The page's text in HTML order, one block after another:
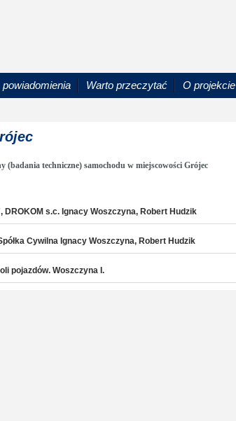
Warto przeczytać O projekcie
(badania techniczne) samochodu w miejscowości Grójec
DROKOM s.c. Ignacy Woszczyna, Robert Hudzik
Cywilna Ignacy Woszczyna, Robert Hudzik
pojazdów. Woszczyna I.